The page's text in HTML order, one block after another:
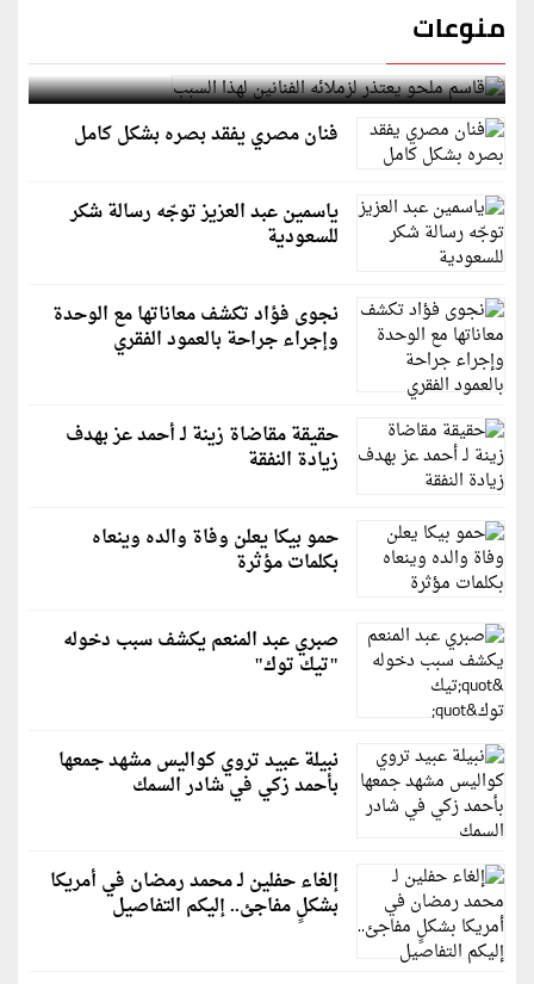
منوعات
قاسم ملحو يعتذر لزملائه الفنانين لهذا السبب
فنان مصري يفقد بصره بشكل كامل
ياسمين عبد العزيز توجّه رسالة شكر
للسعودية
نجوى فؤاد تكشف معاناتها مع الوحدة
وإجراء جراحة بالعمود الفقري
حقيقة مقاضاة زينة لـ أحمد عز بهدف
زيادة النفقة
حمو بيكا يعلن وفاة والده وينعاه
بكلمات مؤثرة
صبري عبد المنعم يكشف سبب دخوله
"تيك توك"
نبيلة عبيد تروي كواليس مشهد جمعها
بأحمد زكي في شادر السمك
إلغاء حفلين لـ محمد رمضان في أمريكا
بشكلٍ مفاجئ.. إليكم التفاصيل